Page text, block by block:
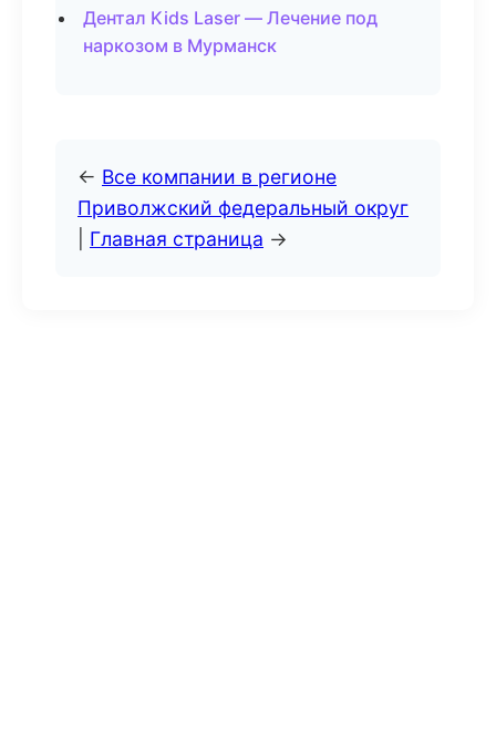
Дентал Kids Laser — Лечение под
наркозом в Мурманск
← Все компании в регионе
Приволжский федеральный округ
Главная страница →